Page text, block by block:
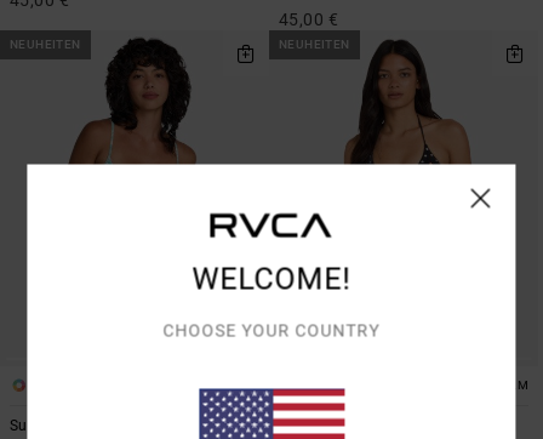
45,00 €
NEUHEITEN
Sun Tides 90S
NEUHEITEN
1 ARTIST NETWORK PROGRAM
Dani Miller Halter
WELCOME!
CHOOSE YOUR COUNTRY